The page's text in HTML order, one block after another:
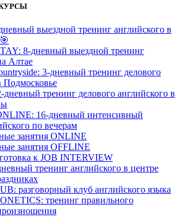
выездной тренинг английского в
🎯
8-дневный выездной тренинг
Алтае
3-дневный тренинг делового
Подмосковье
тренинг делового английского в
16-дневный интенсивный
по вечерам
занятия ONLINE
занятия OFFLINE
к JOB INTERVIEW
тренинг английского в центре
разговорный клуб английского языка
тренинг правильного